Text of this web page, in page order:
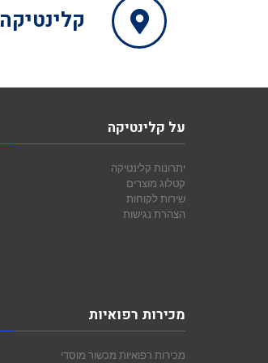
קלינטיקה
על קלינטיקה
יתרונות קלינטיקה
קטלוג מוצרים
שירות לקוחות
הצהרת נגישות
מכירות רפואיות
מכירות רפואיות מכשור מוסדי